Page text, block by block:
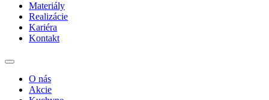
Materiály
Realizácie
Kariéra
Kontakt
O nás
Akcie